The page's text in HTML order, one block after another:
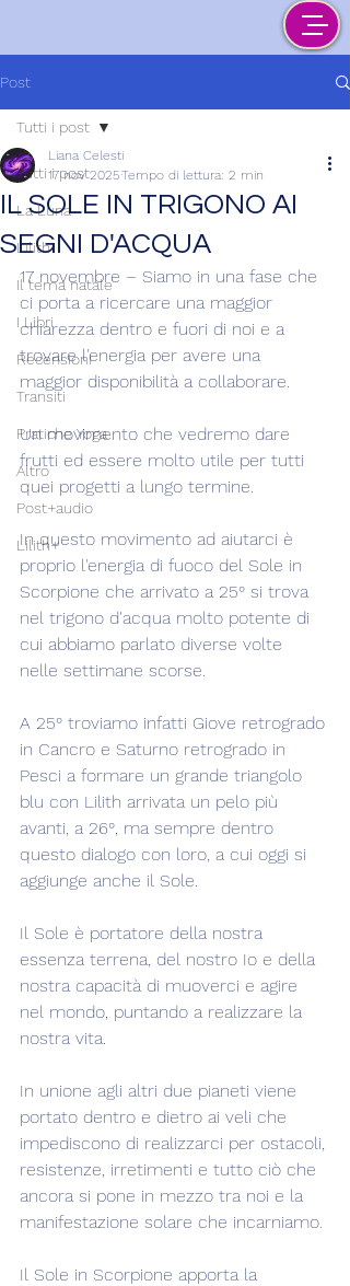
Post
Tutti i post
La Luna
Lilith
Il tema natale
I Libri
Recensioni
Transiti
Pratiche Yoga
Altro
Post+audio
Lilith+
Tutti i post
IL SOLE IN TRIGONO AI
SEGNI D'ACQUA
Liana Celesti
17 nov 2025Tempo di lettura: 2 min
17 novembre – Siamo in una fase che
ci porta a ricercare una maggior
chiarezza dentro e fuori di noi e a
trovare l'energia per avere una
maggior disponibilità a collaborare.
Un movimento che vedremo dare
frutti ed essere molto utile per tutti
quei progetti a lungo termine.
In questo movimento ad aiutarci è
proprio l'energia di fuoco del Sole in
Scorpione che arrivato a 25° si trova
nel trigono d'acqua molto potente di
cui abbiamo parlato diverse volte
nelle settimane scorse.
A 25° troviamo infatti Giove retrogrado
in Cancro e Saturno retrogrado in
Pesci a formare un grande triangolo
blu con Lilith arrivata un pelo più
avanti, a 26°, ma sempre dentro
questo dialogo con loro, a cui oggi si
aggiunge anche il Sole.
Il Sole è portatore della nostra
essenza terrena, del nostro Io e della
nostra capacità di muoverci e agire
nel mondo, puntando a realizzare la
nostra vita.
In unione agli altri due pianeti viene
portato dentro e dietro ai veli che
impediscono di realizzarci per ostacoli,
resistenze, irretimenti e tutto ciò che
ancora si pone in mezzo tra noi e la
manifestazione solare che incarniamo.
Il Sole in Scorpione apporta la